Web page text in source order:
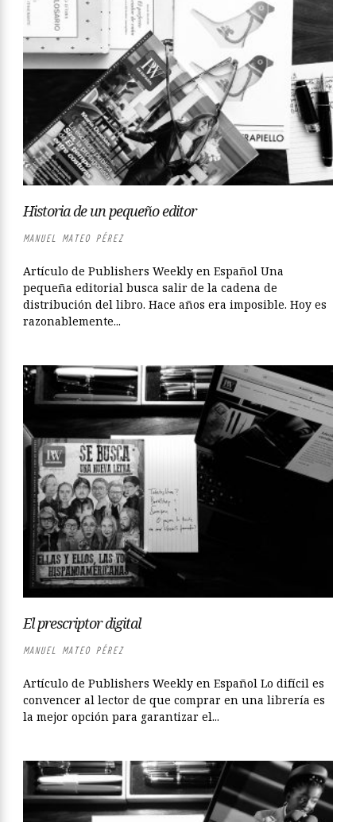
Historia de un pequeño editor
MANUEL MATEO PÉREZ
Artículo de Publishers Weekly en Español Una
pequeña editorial busca salir de la cadena de
distribución del libro. Hace años era imposible. Hoy es
razonablemente...
El prescriptor digital
MANUEL MATEO PÉREZ
Artículo de Publishers Weekly en Español Lo difícil es
convencer al lector de que comprar en una librería es
la mejor opción para garantizar el...